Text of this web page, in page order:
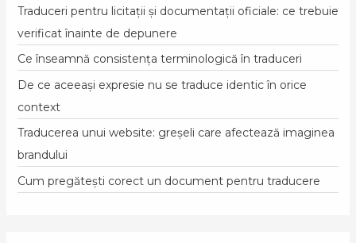
Traduceri pentru licitații și documentații oficiale: ce trebuie
verificat înainte de depunere
Ce înseamnă consistența terminologică în traduceri
De ce aceeași expresie nu se traduce identic în orice
context
Traducerea unui website: greșeli care afectează imaginea
brandului
Cum pregătești corect un document pentru traducere